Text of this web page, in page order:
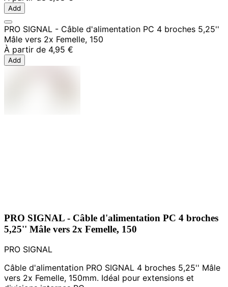
Add
PRO SIGNAL - Câble d'alimentation PC 4 broches 5,25''
Mâle vers 2x Femelle, 150
À partir de 4,95 €
Add
PRO SIGNAL - Câble d'alimentation PC 4 broches
5,25'' Mâle vers 2x Femelle, 150
PRO SIGNAL
Câble d'alimentation PRO SIGNAL 4 broches 5,25'' Mâle
vers 2x Femelle, 150mm. Idéal pour extensions et